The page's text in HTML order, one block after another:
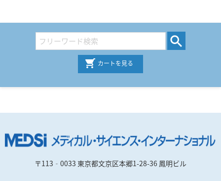
カートを見る
〒113‐0033 東京都文京区本郷1-28-36 鳳明ビル